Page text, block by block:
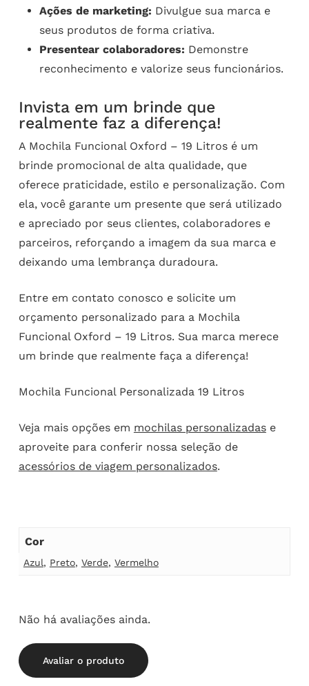
Ações de marketing: Divulgue sua marca e
seus produtos de forma criativa.
Presentear colaboradores: Demonstre
reconhecimento e valorize seus funcionários.
Invista em um brinde que
realmente faz a diferença!
A Mochila Funcional Oxford – 19 Litros é um
brinde promocional de alta qualidade, que
oferece praticidade, estilo e personalização. Com
ela, você garante um presente que será utilizado
e apreciado por seus clientes, colaboradores e
parceiros, reforçando a imagem da sua marca e
deixando uma lembrança duradoura.
Entre em contato conosco e solicite um
orçamento personalizado para a Mochila
Funcional Oxford – 19 Litros. Sua marca merece
um brinde que realmente faça a diferença!
Mochila Funcional Personalizada 19 Litros
Veja mais opções em mochilas personalizadase
aproveite para conferir nossa seleção de
acessórios de viagem personalizados.
Cor
Azul, Preto, Verde, Vermelho
Não há avaliações ainda.
Avaliar o produto